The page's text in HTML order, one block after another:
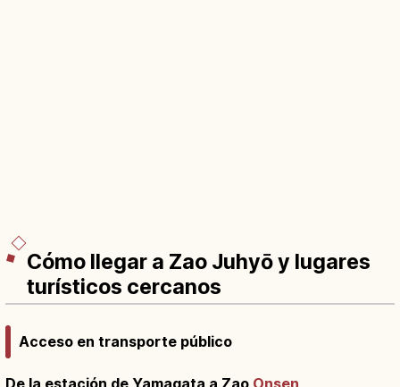
Cómo llegar a Zao Juhyō y lugares
turísticos cercanos
Acceso en transporte público
De la estación de Yamagata a Zao Onsen